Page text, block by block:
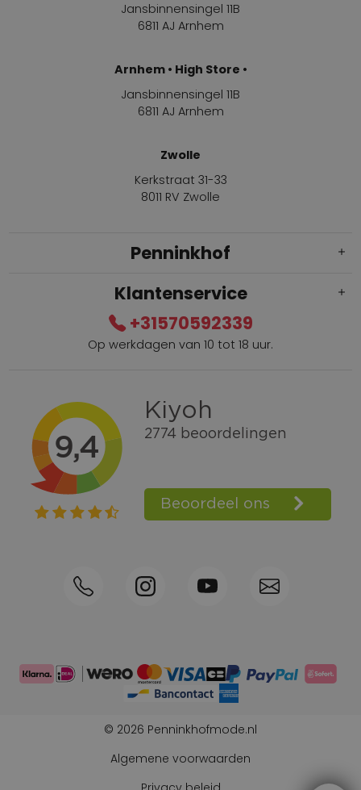
Jansbinnensingel 11B
6811 AJ Arnhem
Arnhem • High Store •
Jansbinnensingel 11B
6811 AJ Arnhem
Zwolle
Kerkstraat 31-33
8011 RV Zwolle
Penninkhof
Gratis verzending vanaf € 100,=
Bel +31570592339
Spaarpunten
Shop the Look
Telefonisch bestellen ook mogelijk
Klantenservice
+31570592339
Op werkdagen van 10 tot 18 uur.
© 2026 Penninkhofmode.nl
Algemene voorwaarden